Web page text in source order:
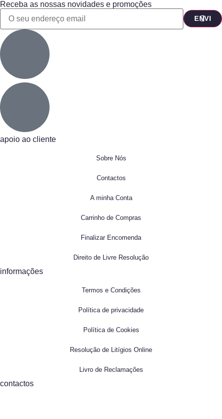
Receba as nossas novidades e promoções
apoio ao cliente
Sobre Nós
Contactos
A minha Conta
Carrinho de Compras
Finalizar Encomenda
Direito de Livre Resolução
informações
Termos e Condições
Política de privacidade
Política de Cookies
Resolução de Litígios Online
Livro de Reclamações
contactos